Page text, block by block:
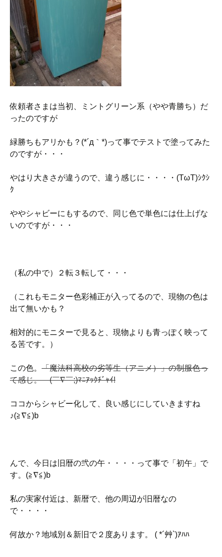
依頼者さまは当初、ミントグリーン系（やや青勝ち）だ
ったのですが
緑勝ちもアリかも？(*´д｀*)って事でテストで塗ってみた
のですが・・・
やはり大きさが違うので、違う感じに・・・・(TωT)ｼｸｼ
ｸ
ややシャビーにもするので、同じ色で単色には仕上げな
いのですが・・・
（私の中で）２転３転して・・・
（これもモニター色彩補正が入ってるので、現物の色は
出て無いかも？
相対的にモニターで見ると、現物よりも青っぽく映って
る筈です。）
この色。 「魔法科高校の劣等生（アニメ）」の制服色っ
て感じ。ゞ(￣∇￣;)ﾏﾆｱｯｸﾁﾞｬｲ!
ココからシャビー化して、良い感じにしていきますね
♪(≧∇≦)b
んで、今日は旧暦の弐の午・・・・って事で「初午」で
す。(≧∇≦)b
私の実家付近は、新暦で、他の周辺が旧暦なの
で・・・・
何故か？地域別＆新旧で２度あります。 ( *´艸`)ｱﾊﾊ